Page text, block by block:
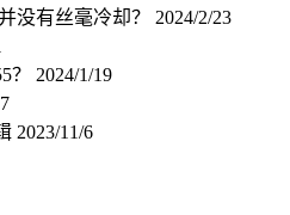
没有丝毫冷却？ 2024/2/23
？ 2024/1/19
2023/11/6